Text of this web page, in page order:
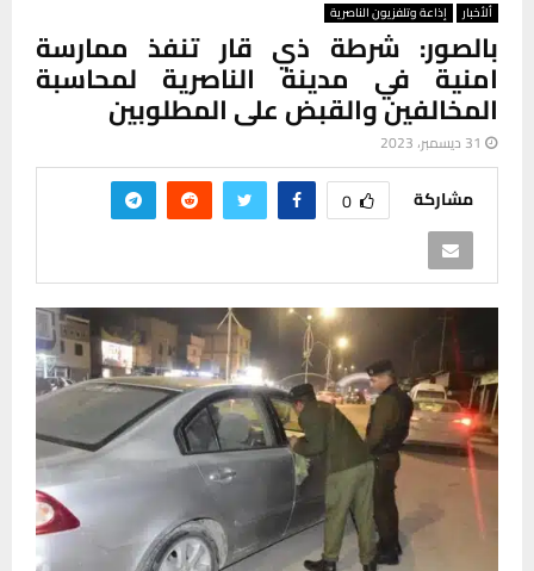
ألأخبار إذاعة وتلفزيون الناصرية
بالصور: شرطة ذي قار تنفذ ممارسة
امنية في مدينة الناصرية لمحاسبة
المخالفين والقبض على المطلوبين
31 ديسمبر، 2023
مشاركة 0